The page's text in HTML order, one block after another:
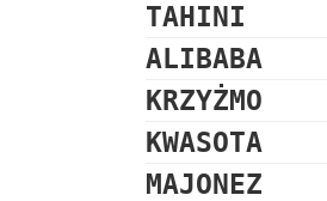
TAHINI
ALIBABA
KRZYŻMO
KWASOTA
MAJONEZ